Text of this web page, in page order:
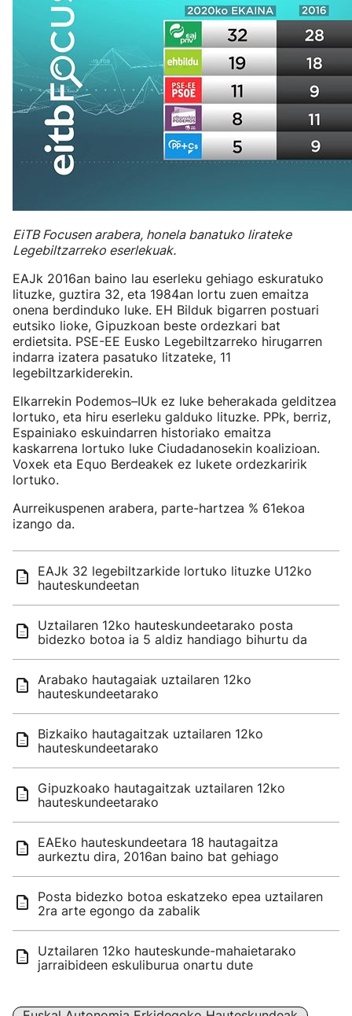
EiTB Focusen arabera, honela banatuko lirateke
Legebiltzarreko eserlekuak.
EAJk 2016an baino lau eserleku gehiago eskuratuko
lituzke, guztira 32, eta 1984an lortu zuen emaitza
onena berdinduko luke. EH Bilduk bigarren postuari
eutsiko lioke, Gipuzkoan beste ordezkari bat
erdietsita. PSE-EE Eusko Legebiltzarreko hirugarren
indarra izatera pasatuko litzateke, 11
legebiltzarkiderekin.
Elkarrekin Podemos–IUk ez luke beherakada gelditzea
lortuko, eta hiru eserleku galduko lituzke. PPk, berriz,
Espainiako eskuindarren historiako emaitza
kaskarrena lortuko luke Ciudadanosekin koalizioan.
Voxek eta Equo Berdeakek ez lukete ordezkaririk
lortuko.
Aurreikuspenen arabera, parte-hartzea % 61ekoa
izango da.
EAJk 32 legebiltzarkide lortuko lituzke U12ko
hauteskundeetan
Uztailaren 12ko hauteskundeetarako posta
bidezko botoa ia 5 aldiz handiago bihurtu da
Arabako hautagaiak uztailaren 12ko
hauteskundeetarako
Bizkaiko hautagaitzak uztailaren 12ko
hauteskundeetarako
Gipuzkoako hautagaitzak uztailaren 12ko
hauteskundeetarako
EAEko hauteskundeetara 18 hautagaitza
aurkeztu dira, 2016an baino bat gehiago
Posta bidezko botoa eskatzeko epea uztailaren
2ra arte egongo da zabalik
Uztailaren 12ko hauteskunde-mahaietarako
jarraibideen eskuliburua onartu dute